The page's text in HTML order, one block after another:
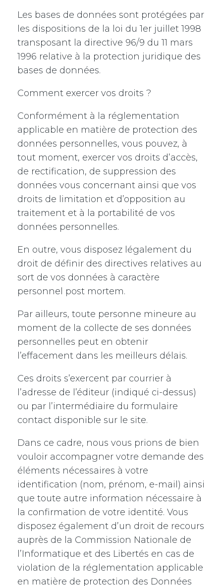
Les bases de données sont protégées par
les dispositions de la loi du 1er juillet 1998
transposant la directive 96/9 du 11 mars
1996 relative à la protection juridique des
bases de données.
Comment exercer vos droits ?
Conformément à la réglementation
applicable en matière de protection des
données personnelles, vous pouvez, à
tout moment, exercer vos droits d’accès,
de rectification, de suppression des
données vous concernant ainsi que vos
droits de limitation et d’opposition au
traitement et à la portabilité de vos
données personnelles.
En outre, vous disposez légalement du
droit de définir des directives relatives au
sort de vos données à caractère
personnel post mortem.
Par ailleurs, toute personne mineure au
moment de la collecte de ses données
personnelles peut en obtenir
l’effacement dans les meilleurs délais.
Ces droits s’exercent par courrier à
l’adresse de l’éditeur (indiqué ci-dessus)
ou par l’intermédiaire du formulaire
contact disponible sur le site.
Dans ce cadre, nous vous prions de bien
vouloir accompagner votre demande des
éléments nécessaires à votre
identification (nom, prénom, e-mail) ainsi
que toute autre information nécessaire à
la confirmation de votre identité. Vous
disposez également d’un droit de recours
auprès de la Commission Nationale de
l’Informatique et des Libertés en cas de
violation de la réglementation applicable
en matière de protection des Données